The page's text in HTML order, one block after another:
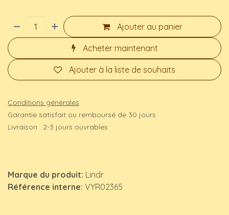
Ajouter au panier
Acheter maintenant
Ajouter à la liste de souhaits
Conditions générales
Garantie satisfait ou remboursé de 30 jours
Livraison : 2-3 jours ouvrables
Marque du produit: Lindr
Référence interne: VYR02365